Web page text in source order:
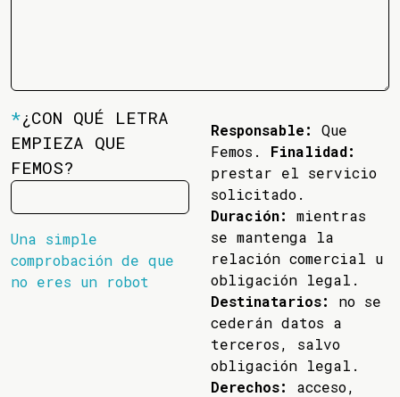
*¿CON QUÉ LETRA
EMPIEZA QUE
FEMOS?
Una simple
comprobación de que
no eres un robot
Responsable:
Que
Femos. Finalidad:
prestar el servicio
solicitado.
Duración:
mientras
se mantenga la
relación comercial u
obligación legal.
Destinatarios:
no se
cederán datos a
terceros, salvo
obligación legal.
Derechos:
acceso,